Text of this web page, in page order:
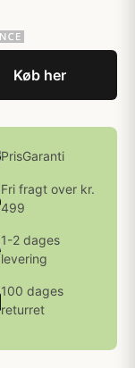
Køb her
PrisGaranti
Fri fragt over kr.
499
1-2 dages
levering
100 dages
returret